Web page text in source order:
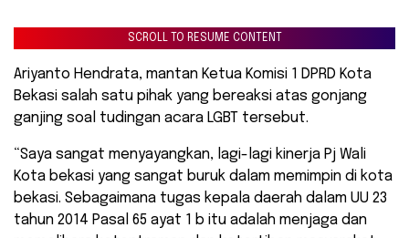
SCROLL TO RESUME CONTENT
Ariyanto Hendrata, mantan Ketua Komisi 1 DPRD Kota
Bekasi salah satu pihak yang bereaksi atas gonjang
ganjing soal tudingan acara LGBT tersebut.
“Saya sangat menyayangkan, lagi-lagi kinerja Pj Wali
Kota bekasi yang sangat buruk dalam memimpin di kota
bekasi. Sebagaimana tugas kepala daerah dalam UU 23
tahun 2014 Pasal 65 ayat 1 b itu adalah menjaga dan